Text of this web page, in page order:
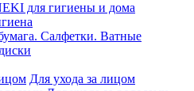
для гигиены и дома
Салфетки. Ватные
Для ухода за лицом